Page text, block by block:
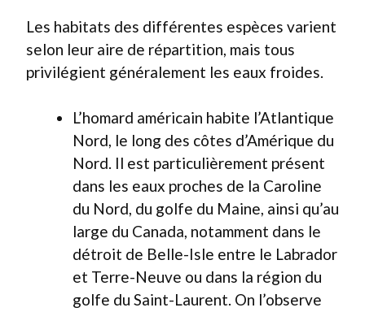
Les habitats des différentes espèces varient
selon leur aire de répartition, mais tous
privilégient généralement les eaux froides.
L’homard américain habite l’Atlantique
Nord, le long des côtes d’Amérique du
Nord. Il est particulièrement présent
dans les eaux proches de la Caroline
du Nord, du golfe du Maine, ainsi qu’au
large du Canada, notamment dans le
détroit de Belle-Isle entre le Labrador
et Terre-Neuve ou dans la région du
golfe du Saint-Laurent. On l’observe